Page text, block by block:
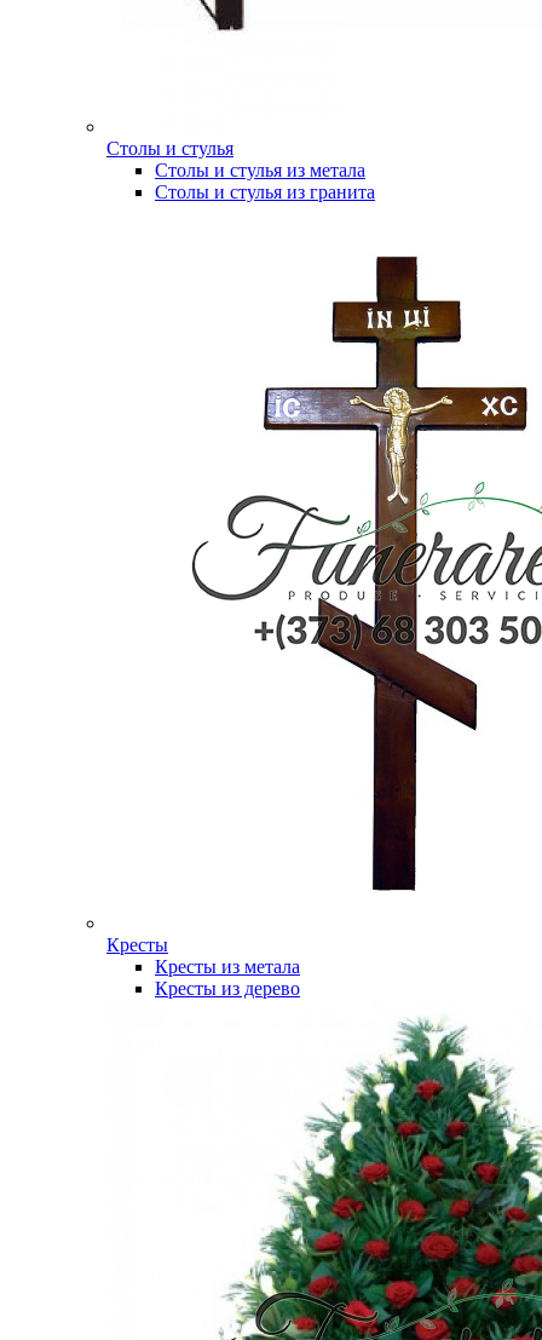
Столы и стулья
Столы и стулья из метала
Столы и стулья из гранита
Кресты
Кресты из метала
Кресты из дерево